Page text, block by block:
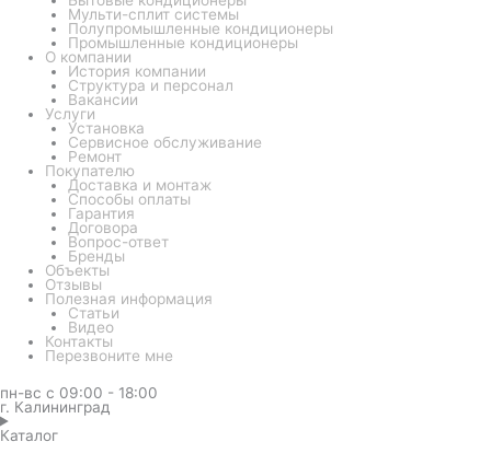
Мульти-сплит системы
Полупромышленные кондиционеры
Промышленные кондиционеры
О компании
История компании
Структура и персонал
Вакансии
Услуги
Установка
Сервисное обслуживание
Ремонт
Покупателю
Доставка и монтаж
Способы оплаты
Гарантия
Договора
Вопрос-ответ
Бренды
Объекты
Отзывы
Полезная информация
Статьи
Видео
Контакты
Перезвоните мне
пн-вс с 09:00 - 18:00
г. Калининград
Каталог